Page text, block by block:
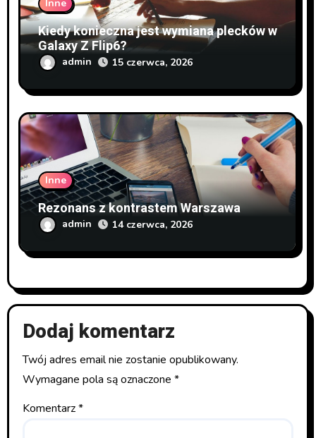
Inne
Kiedy konieczna jest wymiana plecków w
Galaxy Z Flip6?
admin 15 czerwca, 2026
Inne
Rezonans z kontrastem Warszawa
admin 14 czerwca, 2026
Dodaj komentarz
Twój adres email nie zostanie opublikowany.
Wymagane pola są oznaczone*
Komentarz*